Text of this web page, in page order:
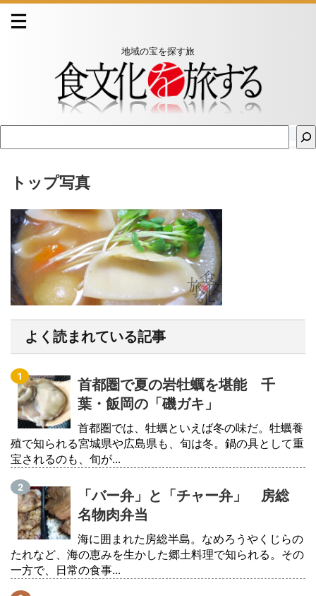
地域の宝を探す旅
トップ写真
よく読まれている記事
首都圏で夏の岩牡蠣を堪能 千
葉・飯岡の「磯ガキ」
首都圏では、牡蠣といえば冬の味だ。牡蠣養
殖で知られる宮城県や広島県も、旬は冬。鍋の具として重
宝されるのも、旬が...
「バー弁」と「チャー弁」 房総
名物肉弁当
海に囲まれた房総半島。なめろうやくじらの
たれなど、海の恵みを生かした郷土料理で知られる。その
一方で、日常の食事...